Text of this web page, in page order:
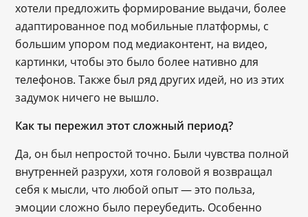
хотели предложить формирование выдачи, более
адаптированное под мобильные платформы, с
большим упором под медиаконтент, на видео,
картинки, чтобы это было более нативно для
телефонов. Также был ряд других идей, но из этих
задумок ничего не вышло.
Как ты пережил этот сложный период?
Да, он был непростой точно. Были чувства полной
внутренней разрухи, хотя головой я возвращал
себя к мысли, что любой опыт — это польза,
эмоции сложно было переубедить. Особенно